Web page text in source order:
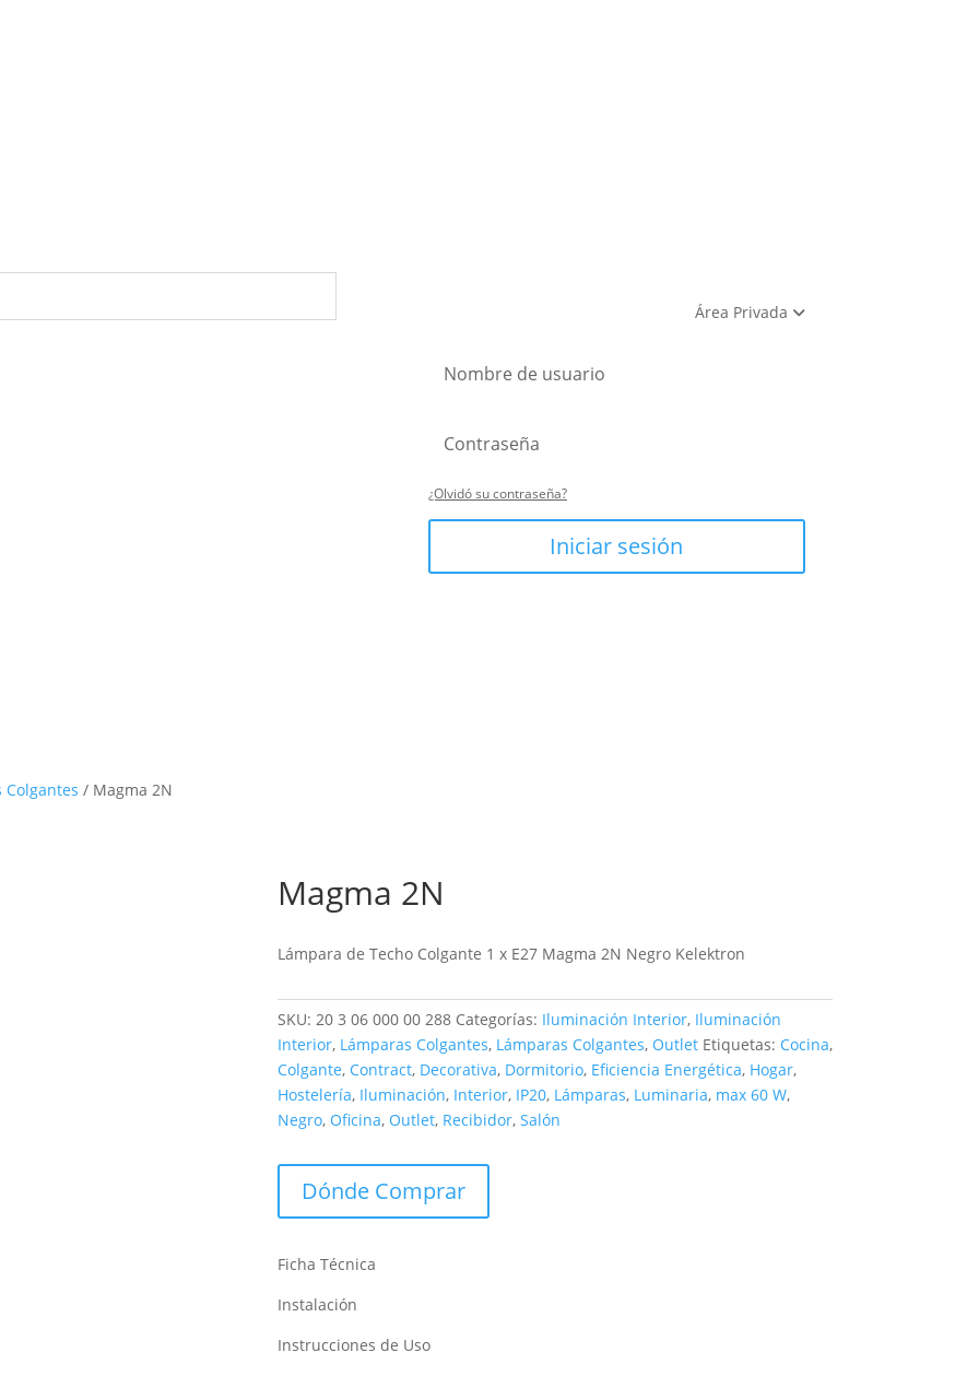
Área Privada
¿Olvidó su contraseña?
Iniciar sesión
Colgantes / Magma 2N
Magma 2N
Lámpara de Techo Colgante 1 x E27 Magma 2N Negro Kelektron
SKU: 20 3 06 000 00 288 Categorías: Iluminación Interior, Iluminación
Interior, Lámparas Colgantes, Lámparas Colgantes, Outlet Etiquetas: Cocina,
Colgante, Contract, Decorativa, Dormitorio, Eficiencia Energética, Hogar,
Hostelería, Iluminación, Interior, IP20, Lámparas, Luminaria, max 60 W,
Negro, Oficina, Outlet, Recibidor, Salón
Dónde Comprar
Ficha Técnica
Instalación
Instrucciones de Uso